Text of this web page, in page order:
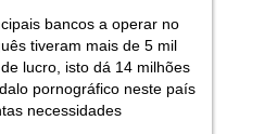
bancos a operar no
tiveram mais de 5 mil
lucro, isto dá 14 milhões
pornográfico neste país
necessidades